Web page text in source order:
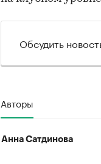
Обсудить
Авторы
Анна Сатдинова